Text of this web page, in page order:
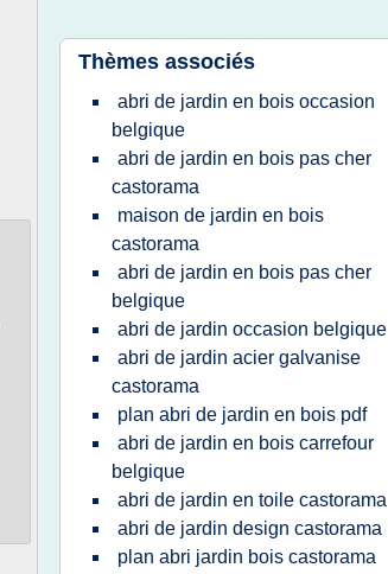
Thèmes associés
abri de jardin en bois occasion
belgique
abri de jardin en bois pas cher
castorama
maison de jardin en bois
castorama
abri de jardin en bois pas cher
belgique
abri de jardin occasion belgique
abri de jardin acier galvanise
castorama
plan abri de jardin en bois pdf
abri de jardin en bois carrefour
belgique
abri de jardin en toile castorama
abri de jardin design castorama
plan abri jardin bois castorama